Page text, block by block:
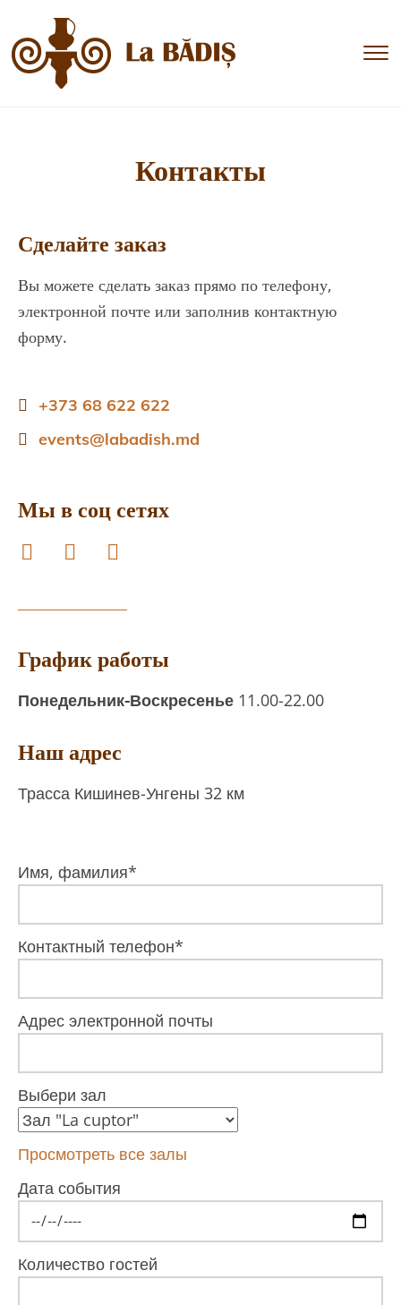
Контакты
Сделайте заказ
Вы можете сделать заказ прямо по телефону,
электронной почте или заполнив контактную
форму.
+373 68 622 622
events@labadish.md
Мы в соц сетях
facebookinstagramtripadvisor
График работы
Понедельник-Воскресенье 11.00-22.00
Наш адрес
Трасса Кишинев-Унгены 32 км
Имя, фамилия*
Контактный телефон*
Адрес электронной почты
Выбери зал
Просмотреть все залы
Дата события
Количество гостей